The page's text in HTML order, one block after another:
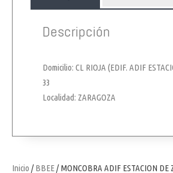
Inicio /BBEE/ MONCOBRA ADIF ESTACION DE
Descripción
Domicilio: CL RIOJA (EDIF. ADIF
33
Localidad: ZARAGOZA